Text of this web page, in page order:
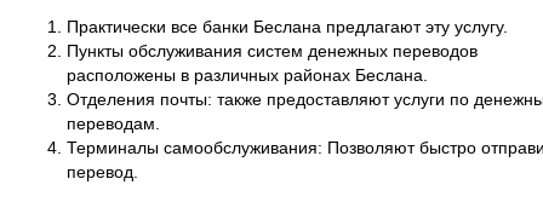
Практически все банки Беслана предлагают эту услугу.
Пункты обслуживания систем денежных переводов
расположены в различных районах Беслана.
Отделения почты: также предоставляют услуги по
переводам.
Терминалы самообслуживания: Позволяют быстро
перевод.